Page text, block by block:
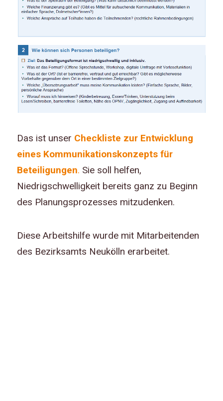
Das ist unser Checkliste zur Entwicklung
eines Kommunikationskonzepts für
Beteiligungen. Sie soll helfen,
Niedrigschwelligkeit bereits ganz zu Beginn
des Planungsprozesses mitzudenken.
Diese Arbeitshilfe wurde mit Mitarbeitenden
des Bezirksamts Neukölln erarbeitet.